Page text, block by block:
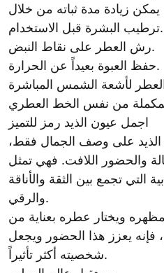
ترطيب البشرة قبل الاستخدام.
رش العطر على نقاط النبض.
حفظ العبوة بعيداً عن الحرارة.
اجمل عيون الذيد رمز للتميز
الذيد على وصف الجمال فقط،
والحضور اللافت. فهي تمثل
التي تجمع بين الثقة والأناقة
والرقي.
ويختار عطره بعناية من
يعزز هذا الحضور ويجعل
شخصيته أكثر تأثيراً.